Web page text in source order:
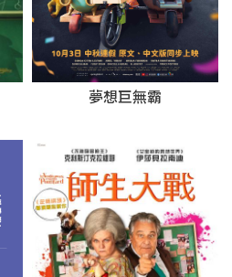
夢想巨無霸